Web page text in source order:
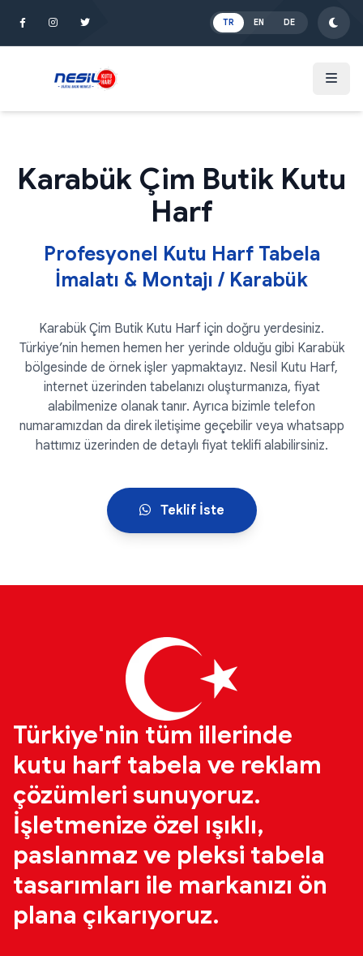
TR EN DE
Karabük Çim Butik Kutu
Harf
Profesyonel Kutu Harf Tabela
İmalatı & Montajı / Karabük
Karabük Çim Butik Kutu Harf için doğru yerdesiniz.
Türkiye’nin hemen hemen her yerinde olduğu gibi Karabük
bölgesinde de örnek işler yapmaktayız. Nesil Kutu Harf,
internet üzerinden tabelanızı oluşturmanıza, fiyat
alabilmenize olanak tanır. Ayrıca bizimle telefon
numaramızdan da direk iletişime geçebilir veya whatsapp
hattımız üzerinden de detaylı fiyat teklifi alabilirsiniz.
Teklif İste
Türkiye'nin tüm illerinde
kutu harf tabela ve reklam
çözümleri sunuyoruz.
İşletmenize özel ışıklı,
paslanmaz ve pleksi tabela
tasarımları ile markanızı ön
plana çıkarıyoruz.